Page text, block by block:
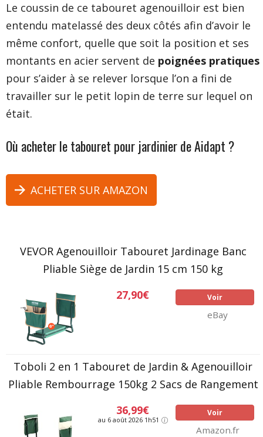
Le coussin de ce tabouret agenouilloir est bien
entendu matelassé des deux côtés afin d’avoir le
même confort, quelle que soit la position et ses
montants en acier servent de poignées pratiques
pour s’aider à se relever lorsque l’on a fini de
travailler sur le petit lopin de terre sur lequel on
était.
Où acheter le tabouret pour jardinier de Aidapt ?
ACHETER SUR AMAZON
VEVOR Agenouilloir Tabouret Jardinage Banc
Pliable Siège de Jardin 15 cm 150 kg
27,90€
Voir
eBay
Toboli 2 en 1 Tabouret de Jardin & Agenouilloir
Pliable Rembourrage 150kg 2 Sacs de Rangement
36,99€
au 6 août 2026 1h51
Voir
Amazon.fr